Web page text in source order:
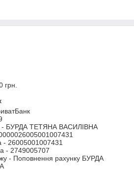
грн.
- БУРДА ТЕТЯНА ВАСИЛІВНА
- 26005001007431
- 2749005707
- Поповнення рахунку БУРДА